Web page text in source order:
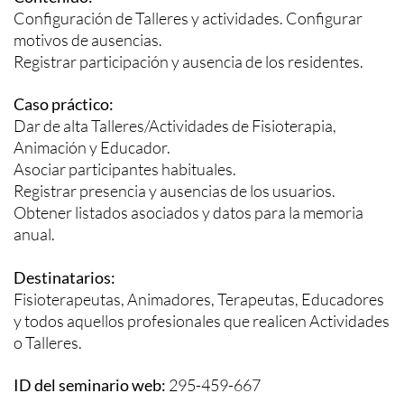
Configuración de Talleres y actividades. Configurar
motivos de ausencias.
Registrar participación y ausencia de los residentes.
Caso práctico:
Dar de alta Talleres/Actividades de Fisioterapia,
Animación y Educador.
Asociar participantes habituales.
Registrar presencia y ausencias de los usuarios.
Obtener listados asociados y datos para la memoria
anual.
Destinatarios:
Fisioterapeutas, Animadores, Terapeutas, Educadores
y todos aquellos profesionales que realicen Actividades
o Talleres.
ID del seminario web: 295-459-667